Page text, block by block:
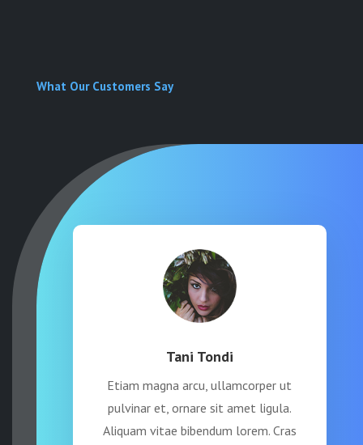
What Our Customers Say
Tani Tondi
Etiam magna arcu, ullamcorper ut
pulvinar et, ornare sit amet ligula.
Aliquam vitae bibendum lorem. Cras